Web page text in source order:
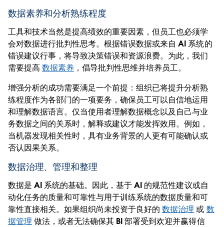
数据素养和分析熟练程度
工具和技术当然是提高绩效的重要因素，但员工也必须学
会对数据进行批判性思考。根据错误数据或来自 AI 系统的
错误建议行事，将导致决策错误和资源浪费。为此，我们
需要提高数据素养 ，倡导批判性思维并培养员工。
增强分析的成功需要满足一个前提：组织已将提升分析熟
练程度作为各部门的一项要务，确保员工可以自信地运用
和理解数据语言。仅当使用者理解数据概念以及自己与业
务数据之间的关系时，解释或建议才能发挥效用。例如，
当机器发现相关性时，具有业务背景的人更有可能确认或
否认因果关系。
数据治理、管理和整理
数据是 AI 系统的基础。因此，基于 AI 的规范性建议或自
动化任务的质量和可靠性与用于训练系统的数据质量和可
靠性直接相关。如果组织尚未投资于良好的数据治理 或 数
据管理 做法，或者无法确保其 BI 部署受到欢迎并赢得信